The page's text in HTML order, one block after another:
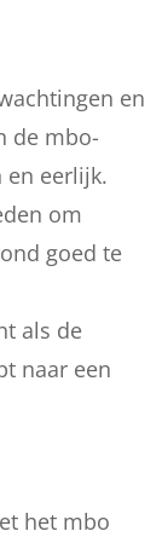
en
de mbo-
en eerlijk.
om
goed te
als de
naar een
het mbo